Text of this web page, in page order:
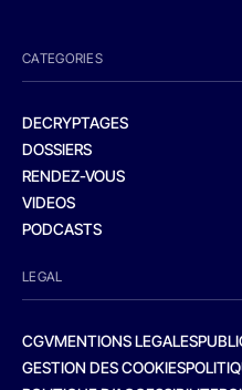
CATEGORIES
DECRYPTAGES
DOSSIERS
RENDEZ-VOUS
VIDEOS
PODCASTS
LEGAL
CGVMENTIONS LEGALES
GESTION DES COOKIES